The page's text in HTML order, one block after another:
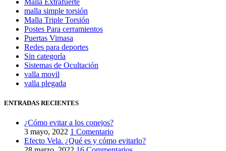
malla simple torsión
Malla Triple Torsión
Postes Para cerramientos
Puertas Vimasa
Redes para deportes
Sin categoría
Sistemas de Ocultación
valla movil
valla plegada
ENTRADAS RECIENTES
¿Cómo evitar a los conejos?
3 mayo, 2022 1 Comentario
Efecto Vela. ¿Qué es y cómo evitarlo?